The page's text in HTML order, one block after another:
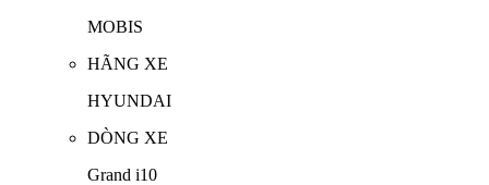
MOBIS
HÃNG XE
HYUNDAI
DÒNG XE
Grand i10